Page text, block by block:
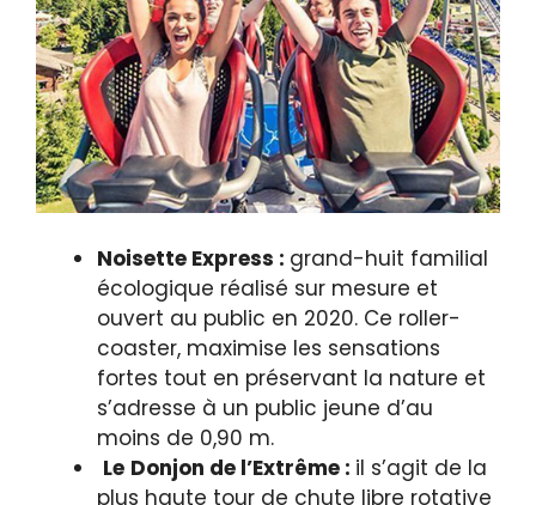
Noisette Express : grand-huit familial
écologique réalisé sur mesure et
ouvert au public en 2020. Ce roller-
coaster, maximise les sensations
fortes tout en préservant la nature et
s’adresse à un public jeune d’au
moins de 0,90 m.
Le Donjon de l’Extrême : il s’agit de la
plus haute tour de chute libre rotative